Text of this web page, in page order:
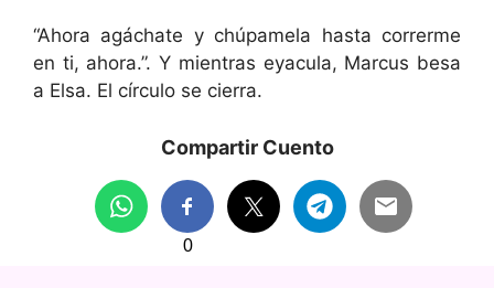
“Ahora agáchate y chúpamela hasta correrme
en ti, ahora.”. Y mientras eyacula, Marcus besa
a Elsa. El círculo se cierra.
Compartir Cuento
0